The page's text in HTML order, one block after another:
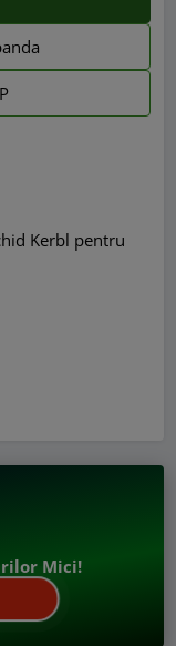
Kerbl pentru
Mici!